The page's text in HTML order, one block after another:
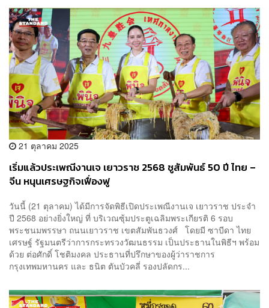
21 ตุลาคม 2025
เริ่มแล้วประเพณีงานเจ เยาวราช 2568 ชูสัมพันธ์ 50 ปี ไทย –
จีน หนุนเศรษฐกิจเฟื่องฟู
วันนี้ (21 ตุลาคม) ได้มีการจัดพิธีเปิดประเพณีงานเจ เยาวราช ประจำ
ปี 2568 อย่างยิ่งใหญ่ ที่ บริเวณซุ้มประตูเฉลิมพระเกียรติ 6 รอบ
พระชนมพรรษา ถนนเยาวราช เขตสัมพันธวงศ์ โดยมี ซาบีดา ไทย
เศรษฐ์ รัฐมนตรีว่าการกระทรวงวัฒนธรรม เป็นประธานในพิธีฯ พร้อม
ด้วย ต่อศักดิ์ โชติมงคล ประธานที่ปรึกษาของผู้ว่าราชการ
กรุงเทพมหานคร และ ธนิต ตันบัวคลี่ รองปลัดกร...